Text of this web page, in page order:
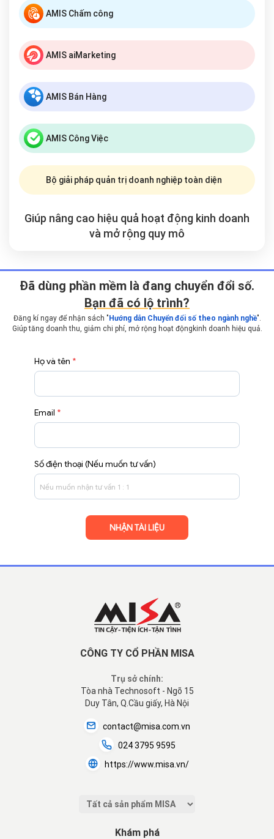
AMIS Chấm công
AMIS aiMarketing
AMIS Bán Hàng
AMIS Công Việc
Bộ giải pháp quản trị doanh nghiệp toàn diện
Giúp nâng cao hiệu quả hoạt động kinh doanh
và mở rộng quy mô
Ðã dùng phần mềm là đang chuyển đổi số.
Bạn đã có lộ trình?
Đăng kí ngay để nhận sách " Hướng dẫn Chuyển đổi số theo ngành nghề".
Giúp tăng doanh thu, giảm chi phí, mở rộng hoạt động kinh doanh hiệu quả.
Họ và tên *
Email *
Số điện thoại (Nếu muốn tư vấn)
CÔNG TY CỔ PHẦN MISA
Trụ sở chính:
Tòa nhà Technosoft - Ngõ 15
Duy Tân, Q.Cầu giấy, Hà Nội
contact@misa.com.vn
024 3795 9595
https://www.misa.vn/
Khám phá